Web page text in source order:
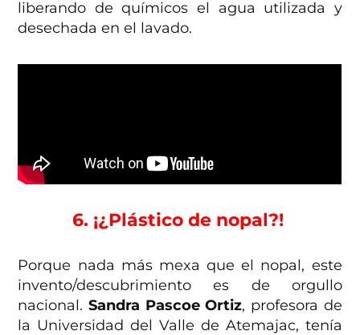
liberando de químicos el agua utilizada y
desechada en el lavado.
6. ¡¿Plástico de nopal?!
Porque nada más mexa que el nopal, este
invento/descubrimiento es de orgullo
nacional.Sandra Pascoe Ortiz, profesora de
la Universidad del Valle de Atemajac, tenía